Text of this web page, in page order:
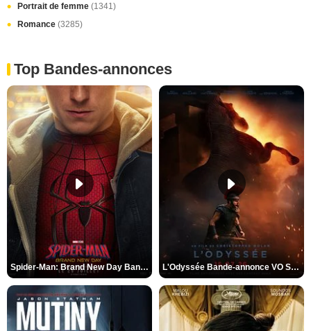
Portrait de femme (1341)
Romance (3285)
Top Bandes-annonces
Spider-Man: Brand New Day Bande-annonce VO STFR L'Odyssée Bande-annonce VO STFR